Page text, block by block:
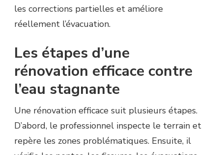
les corrections partielles et améliore
réellement l’évacuation.
Les étapes d’une
rénovation efficace contre
l’eau stagnante
Une rénovation efficace suit plusieurs étapes.
D’abord, le professionnel inspecte le terrain et
repère les zones problématiques. Ensuite, il